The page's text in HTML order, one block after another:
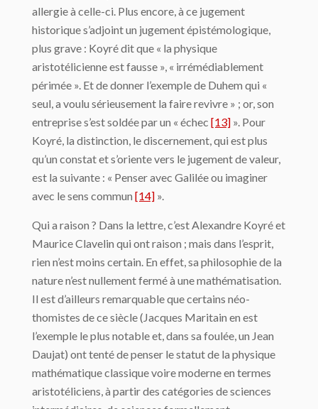
allergie à celle-ci. Plus encore, à ce jugement
historique s’adjoint un jugement épistémologique,
plus grave : Koyré dit que « la physique
aristotélicienne est fausse », « irrémédiablement
périmée ». Et de donner l’exemple de Duhem qui «
seul, a voulu sérieusement la faire revivre » ; or, son
entreprise s’est soldée par un « échec [13] ». Pour
Koyré, la distinction, le discernement, qui est plus
qu’un constat et s’oriente vers le jugement de valeur,
est la suivante : « Penser avec Galilée ou imaginer
avec le sens commun [14] ».
Qui a raison ? Dans la lettre, c’est Alexandre Koyré et
Maurice Clavelin qui ont raison ; mais dans l’esprit,
rien n’est moins certain. En effet, sa philosophie de la
nature n’est nullement fermé à une mathématisation.
Il est d’ailleurs remarquable que certains néo­
thomistes de ce siècle (Jacques Maritain en est
l’exemple le plus notable et, dans sa foulée, un Jean
Daujat) ont tenté de penser le statut de la physique
mathématique clas­sique voire moderne en termes
aristotéliciens, à partir des catégories de sciences